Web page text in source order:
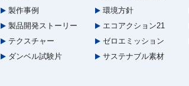
製作事例
製品開発ストーリー
テクスチャー
ダンベル試験片
環境方針
エコアクション21
ゼロエミッション
サステナブル素材